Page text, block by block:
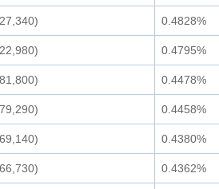
0.4828%
0.4795%
0.4478%
0.4458%
0.4380%
0.4362%